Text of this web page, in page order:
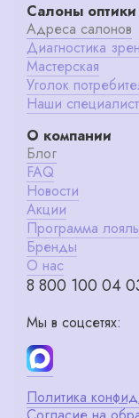
Салоны оптики
Адреса салонов
Диагностика
Мастерская
Уголок
Наши
О компании
Блог
FAQ
Новости
Акции
Программа
Бренды
О нас
8 800 100 04
Мы в соцсетях:
Политика